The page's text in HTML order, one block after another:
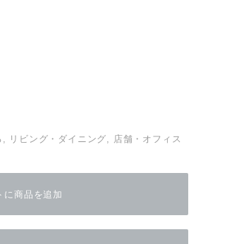
リビング・ダイニング, 店舗・オフィス
に商品を追加